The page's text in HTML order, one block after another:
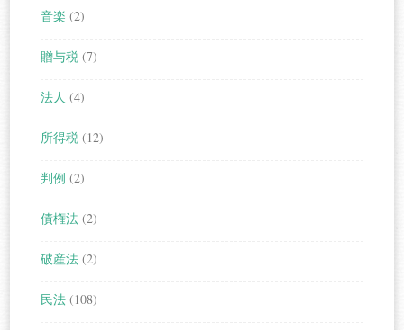
音楽 (2)
贈与税 (7)
法人 (4)
所得税 (12)
判例 (2)
債権法 (2)
破産法 (2)
民法 (108)